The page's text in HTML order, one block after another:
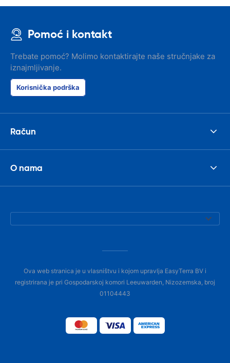
Pomoć i kontakt
Trebate pomoć? Molimo kontaktirajte naše stručnjake za
iznajmljivanje.
Korisnička podrška
Račun
O nama
Ova web stranica je u vlasništvu i kojom upravlja EasyTerra BV i
registrirana je pri Gospodarskoj komori Leeuwarden, Nizozemska, broj
01104443